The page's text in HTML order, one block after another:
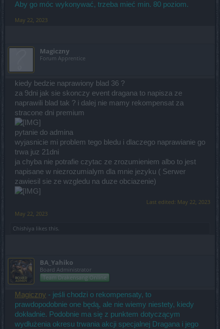
Aby go móc wykonywać, trzeba mieć min. 80 poziom.
May 22, 2023
Magiczny
Forum Apprentice
kiedy bedzie naprawiony blad 36 ?
za 9dni jak sie skonczy event dragana to napisza ze
naprawili blad tak ? i dalej nie mamy rekompensat za
stracone dni premium
pytanie do admina
wyjasnicie mi problem tego bledu i dlaczego naprawianie go
trwa juz 21dni
ja chyba nie potrafie czytac ze zrozumieniem albo to jest
napisane w niezrozumialym dla mnie jezyku ( Serwer
zawiesil sie ze wzgledu na duze obciazenie)
Last edited: May 22, 2023
May 22, 2023
Chishiya likes this.
BA_Yahiko
Board Administrator
Team Drakensang Online
Magiczny - jeśli chodzi o rekompensaty, to
prawdopodobnie one będą, ale nie wiemy niestety, kiedy
dokładnie. Podobnie ma się z punktem dotyczącym
wydłużenia okresu trwania akcji specjalnej Dragana i jego